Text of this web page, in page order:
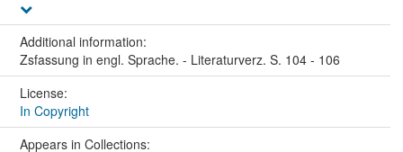
Additional information:
Zsfassung in engl. Sprache. - Literaturverz. S. 104 - 106
License:
In Copyright
Appears in Collections: